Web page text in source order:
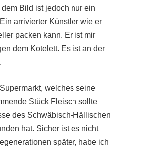
Bild ist jedoch nur ein
arrivierter Künstler wie er
packen kann. Er ist mir
dem Kotelett. Es ist an der
welches seine
Stück Fleisch sollte
des Schwäbisch-Hällischen
hat. Sicher ist es nicht
später, habe ich